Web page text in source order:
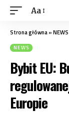
Aa
Strona główna»NEWS
NEWS
Bybit EU:
Europie